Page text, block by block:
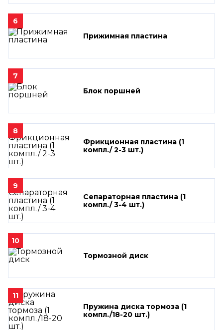
6
Прижимная пластина
7
Блок поршней
8
Фрикционная пластина (1
компл./ 2-3 шт.)
9
Сепараторная пластина (1
компл./ 3-4 шт.)
10
Тормозной диск
11
Пружина диска тормоза (1
компл./18-20 шт.)